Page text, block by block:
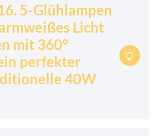

5-Glühlampen
Licht
mit 360°
perfekter
40W